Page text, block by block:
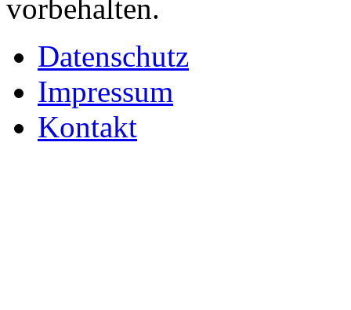
vorbehalten.
Datenschutz
Impressum
Kontakt